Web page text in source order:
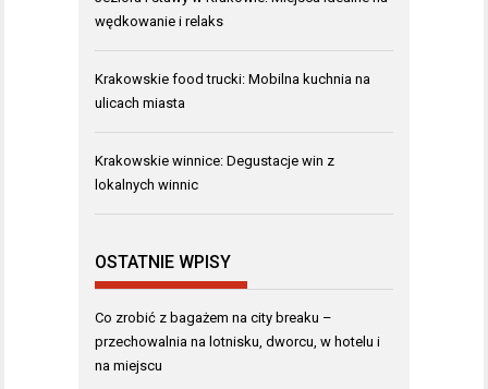
wędkowanie i relaks
Krakowskie food trucki: Mobilna kuchnia na
ulicach miasta
Krakowskie winnice: Degustacje win z
lokalnych winnic
OSTATNIE WPISY
Co zrobić z bagażem na city breaku –
przechowalnia na lotnisku, dworcu, w hotelu i
na miejscu